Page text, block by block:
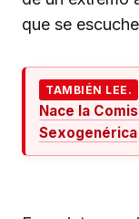
que se
TAMBIÉN LEE.
Nace la
Sexogenérica